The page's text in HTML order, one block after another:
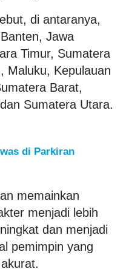
di antaranya,
Jawa
Timur, Sumatera
Maluku, Kepulauan
Barat,
Sumatera Utara.
di Parkiran
memainkan
menjadi lebih
dan menjadi
pemimpin yang